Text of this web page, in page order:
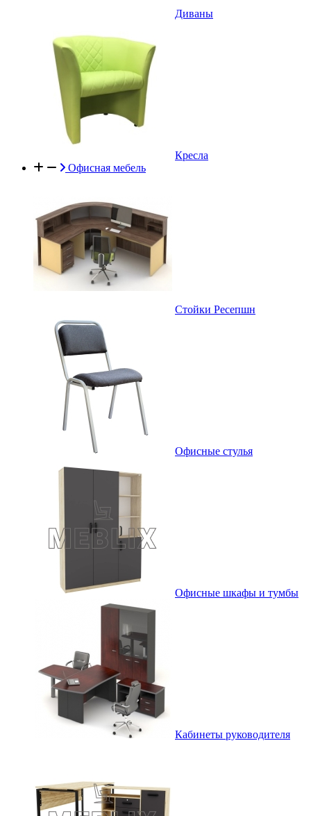
Диваны
Кресла
Офисная мебель
Стойки Ресепшн
Офисные стулья
Офисные шкафы и тумбы
Кабинеты руководителя